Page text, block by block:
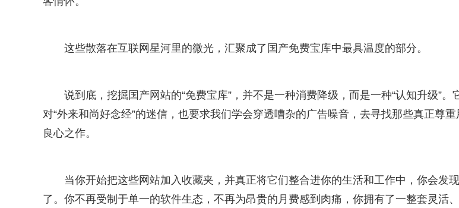
这些散落在互联网星河里的微光，汇聚成了国产免费宝库中最具温度的部分。
说到底，挖掘国产网站的“免费宝库”，并不是一种消费降级，而是一种“认知升级”。
对“外来和尚好念经”的迷信，也要求我们学会穿透嘈杂的广告噪音，去寻找那些真正尊
良心之作。
当你开始把这些网站加入收藏夹，并真正将它们整合进你的生活和工作中，你会发
了。你不再受制于单一的软件生态，不再为昂贵的月费感到肉痛，你拥有了一整套灵活